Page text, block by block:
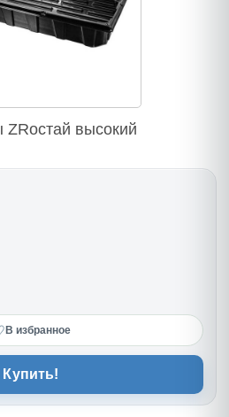
высокий
В избранное
Купить!